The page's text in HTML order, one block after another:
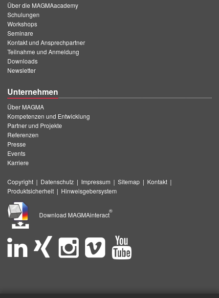
Über die MAGMAacademy
Schulungen
Workshops
Seminare
Kontakt und Ansprechpartner
Teilnahme und Anmeldung
Downloads
Newsletter
Unternehmen
Über MAGMA
Kompetenzen und Entwicklung
Partner und Projekte
Referenzen
Presse
Events
Karriere
Copyright | Datenschutz | Impressum | Sitemap | Kontakt |
Produktsicherheit | Hinweisgebersystem
Download MAGMAinteract
®